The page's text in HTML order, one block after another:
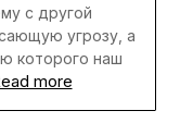
с другой
угрозу, а
которого наш
more